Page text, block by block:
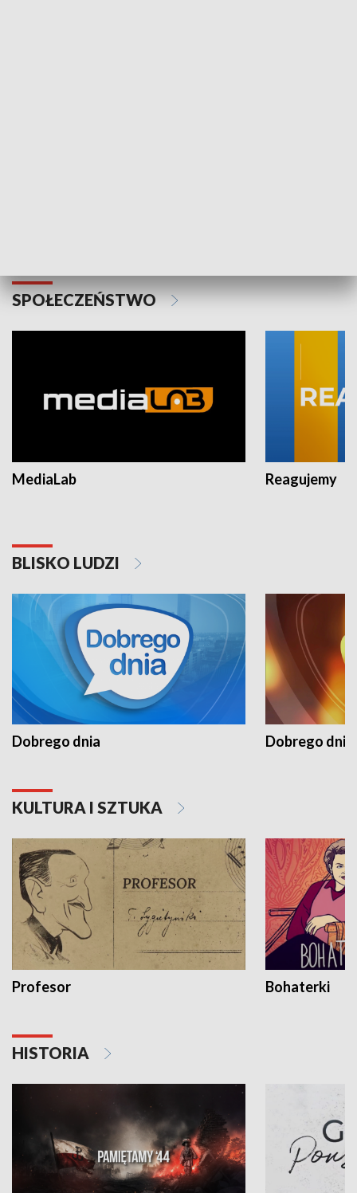
SPOŁECZEŃSTWO
MediaLab Reagujemy
BLISKO LUDZI
Dobrego dnia Dobrego dnia
KULTURA I SZTUKA
Profesor Bohaterki
HISTORIA